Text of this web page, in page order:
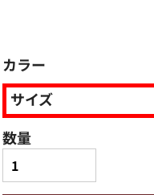
カラー
サイズ
数量